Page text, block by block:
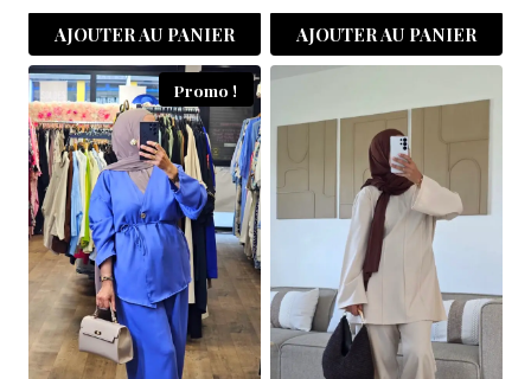
AJOUTER AU PANIER AJOUTER AU PANIER
Promo !